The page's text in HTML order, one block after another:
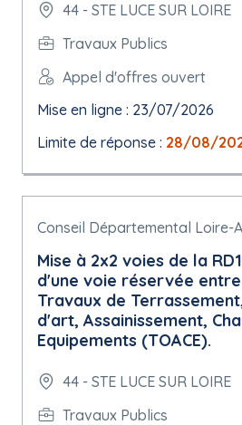
44 - STE LUCE SUR LOIRE
Travaux Publics
Appel d'offres ouvert
Mise en ligne : 23/07/2026
Limite de réponse : 28/08/
Conseil Départemental Loire-
Mise à 2x2 voies de la
d'une voie réservée
Travaux de
d'art, Assainissement,
Equipements (TOACE).
44 - STE LUCE SUR LOIRE
Travaux Publics